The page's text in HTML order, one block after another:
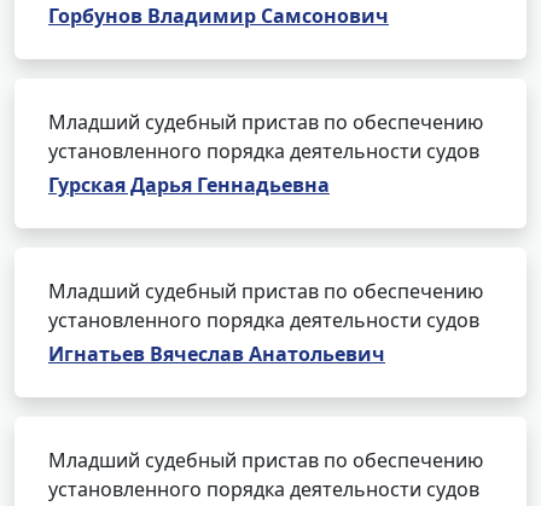
Горбунов Владимир Самсонович
Младший судебный пристав по обеспечению
установленного порядка деятельности судов
Гурская Дарья Геннадьевна
Младший судебный пристав по обеспечению
установленного порядка деятельности судов
Игнатьев Вячеслав Анатольевич
Младший судебный пристав по обеспечению
установленного порядка деятельности судов